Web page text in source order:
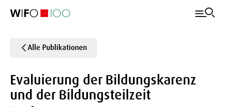
Alle Publikationen
Evaluierung der Bildungskarenz
und der Bildungsteilzeit